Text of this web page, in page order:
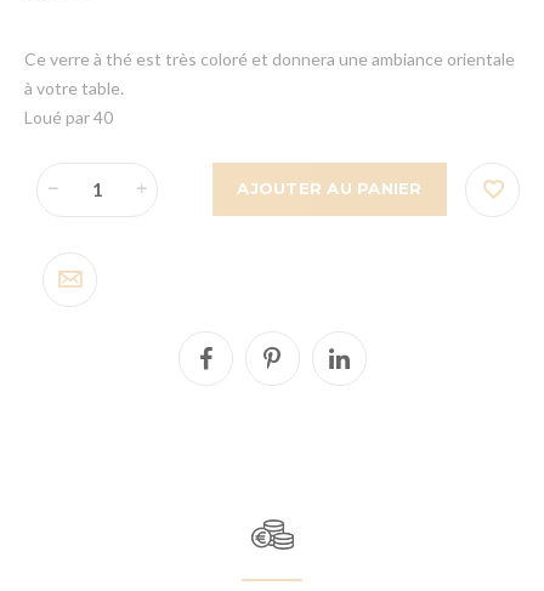
Ce verre à thé est très coloré et donnera une ambiance orientale
à votre table.
Loué par 40
AJOUTER AU PANIER